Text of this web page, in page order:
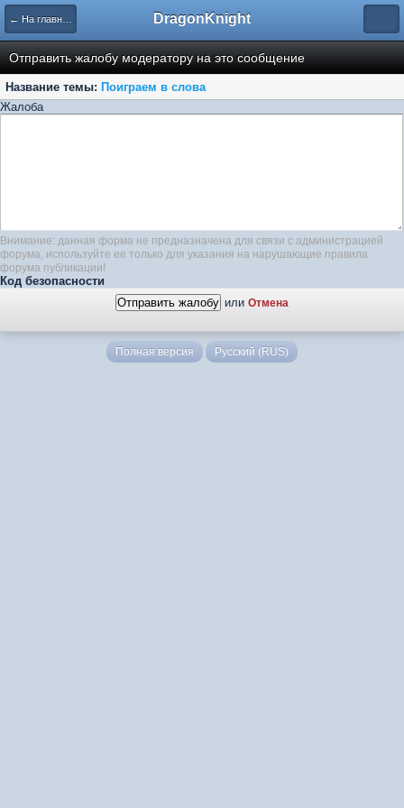
← На главную DragonKnight
Отправить жалобу модератору на это сообщение
Название темы: Поиграем в слова
Жалоба
Внимание: данная форма не предназначена для связи с администрацией
форума, используйте ее только для указания на нарушающие правила
форума публикации!
Код безопасности
или Отмена
Полная версия Русский (RUS)